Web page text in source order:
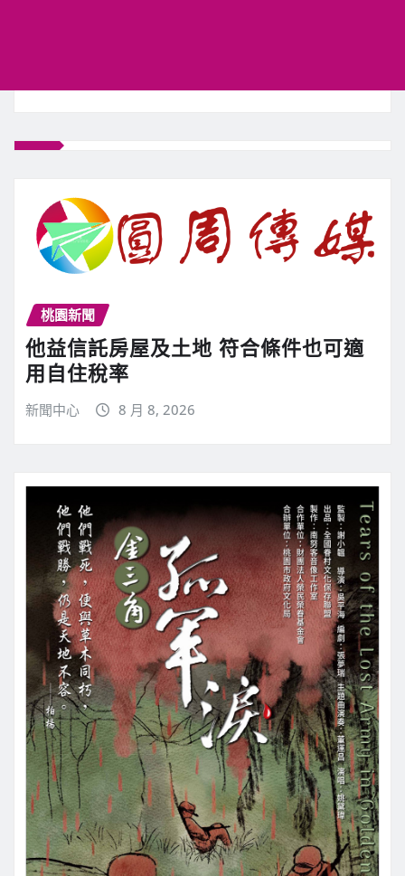
桃園新聞
他益信託房屋及土地 符合條件也可適
用自住稅率
新聞中心 8 月 8, 2026